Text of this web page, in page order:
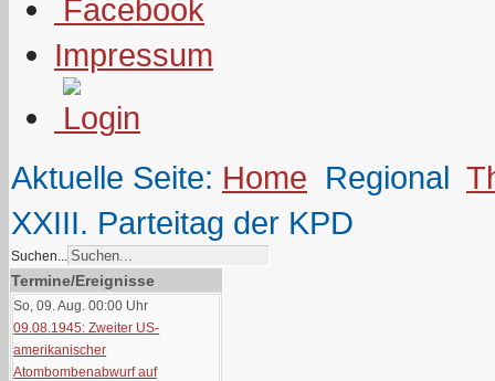
Impressum
Aktuelle Seite: Home Regional
XXIII. Parteitag der KPD
Suchen...
Termine/Ereignisse
So, 09. Aug. 00:00 Uhr
09.08.1945: Zweiter US-
amerikanischer
Atombombenabwurf auf